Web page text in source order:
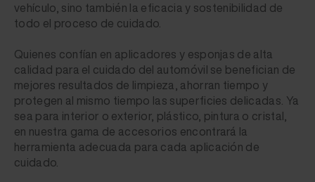
vehículo, sino también la eficacia y sostenibilidad de
todo el proceso de cuidado.
Quienes confían en aplicadores y esponjas de alta
calidad para el cuidado del automóvil se benefician de
mejores resultados de limpieza, ahorran tiempo y
protegen al mismo tiempo las superficies delicadas. Ya
sea para interior o exterior, plástico, pintura o cristal,
en nuestra gama de accesorios encontrará la
herramienta adecuada para cada aplicación de
cuidado.